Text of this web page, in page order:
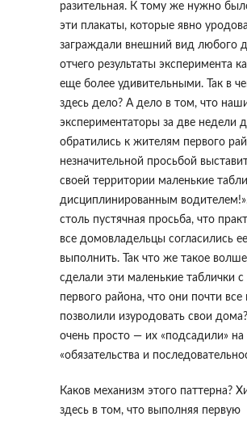
разительная. К тому же нужно
эти плакаты, которые явно
заграждали внешний вид любого
отчего результаты эксперимента
еще более удивительными. Так в
здесь дело? А дело в том, что
экспериментаторы за две недели
обратились к жителям первого
незначительной просьбой
своей территории маленькие
дисциплинированным
столь пустячная просьба, что
все домовладельцы согласились ее
выполнить. Так что же такое
сделали эти маленькие таблички
первого района, что они почти все
позволили изуродовать свои
очень просто — их «подсадили»
«обязательства и
Каков механизм этого паттерна?
здесь в том, что выполняя первую